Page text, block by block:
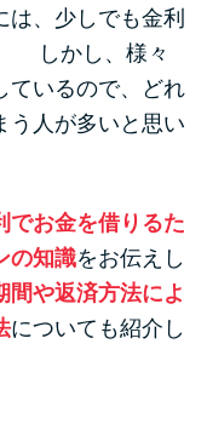
け、少しでも金利
しかし、様々
ているので、どれ
う人が多いと思い
でお金を借りるた
の知識をお伝えし
間や返済方法によ
についても紹介し